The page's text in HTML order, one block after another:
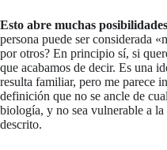
Esto abre muchas posibilidades
persona puede ser considerada
por otros? En principio sí, si
que acabamos de decir. Es una
resulta familiar, pero me parece
definición que no se ancle de
biología, y no sea vulnerable a
descrito.